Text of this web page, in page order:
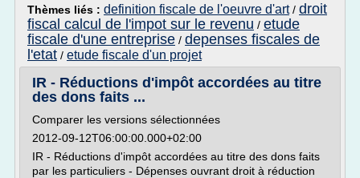
Thèmes liés : definition fiscale de l'oeuvre d'art/ droit
fiscal calcul de l'impot sur le revenu / etude
fiscale d'une entreprise / depenses fiscales de
l'etat / etude fiscale d'un projet
IR - Réductions d'impôt accordées au titre
des dons faits ...
Comparer les versions sélectionnées
2012-09-12T06:00:00.000+02:00
IR - Réductions d'impôt accordées au titre des dons faits
par les particuliers - Dépenses ouvrant droit à réduction